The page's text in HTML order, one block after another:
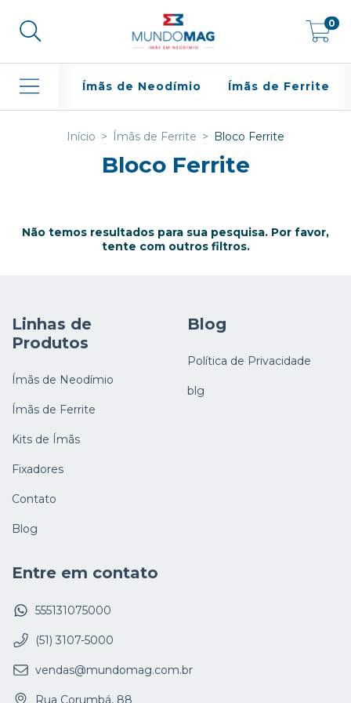
0
Ímãs de Neodímio Ímãs de Ferrite
Início > Ímãs de Ferrite > Bloco Ferrite
Bloco Ferrite
Não temos resultados para sua pesquisa. Por favor,
tente com outros filtros.
Linhas de
Produtos
Ímãs de Neodímio
Ímãs de Ferrite
Kits de Ímãs
Fixadores
Contato
Blog
Blog
Política de Privacidade
blg
Entre em contato
555131075000
(51) 3107-5000
vendas@mundomag.com.br
Rua Corumbá, 88